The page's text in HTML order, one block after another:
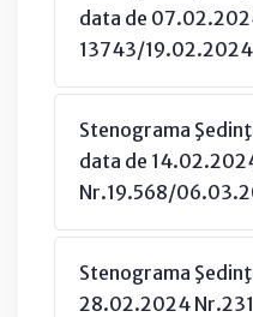
data de
13743/19.02.2024
Stenograma
data de
Nr.19.568/
Stenograma
28.02.2024